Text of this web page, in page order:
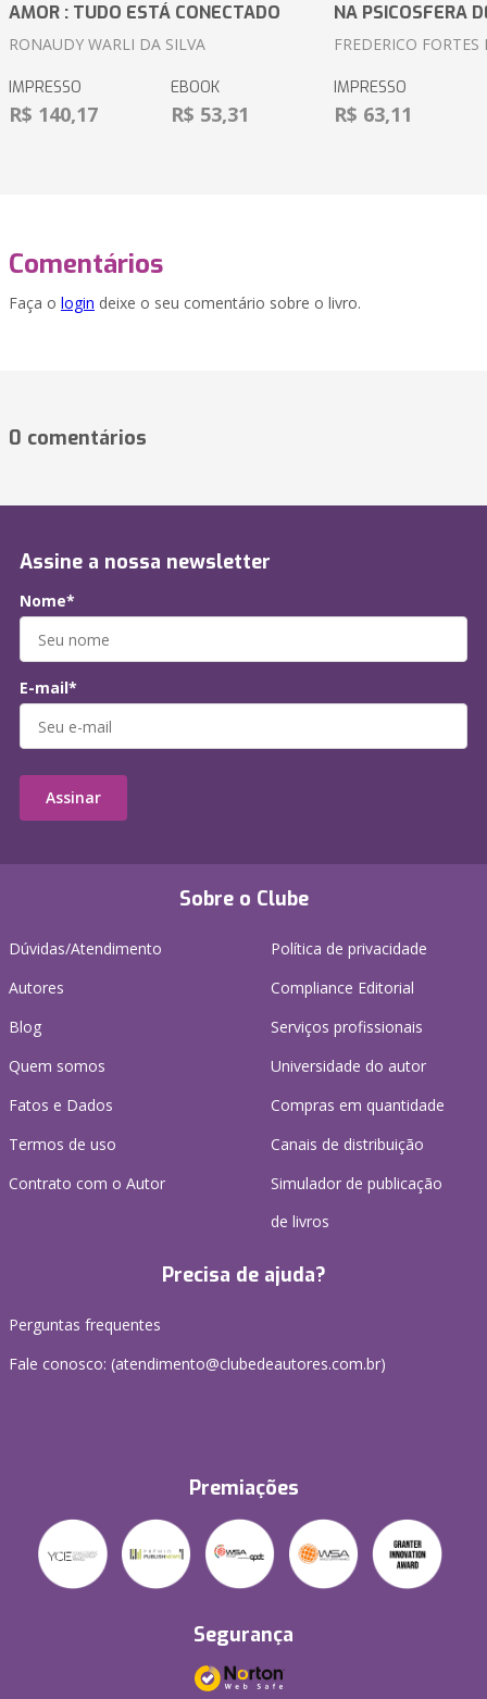
AMOR : TUDO ESTÁ CONECTADO
RONAUDY WARLI DA SILVA
IMPRESSO
R$ 140,17
EBOOK
R$ 53,31
NA PSICOSFERA
FREDERICO FORTES
IMPRESSO
R$ 63,11
Comentários
Faça o login deixe o seu comentário sobre o livro.
0 comentários
Sobre o Clube
Dúvidas/Atendimento
Autores
Blog
Quem somos
Fatos e Dados
Termos de uso
Contrato com o Autor
Política de privacidade
Compliance Editorial
Serviços profissionais
Universidade do autor
Compras em quantidade
Canais de distribuição
Simulador de publicação
de livros
Precisa de ajuda?
Perguntas frequentes
Fale conosco: (atendimento@clubedeautores.com.br)
Premiações
Segurança
Assine a nossa newsletter
Nome*
E-mail*
Assinar